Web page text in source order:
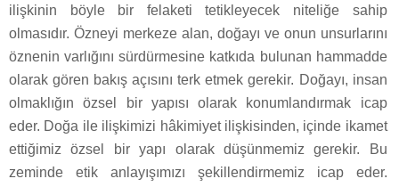
ilişkinin böyle bir felaketi tetikleyecek niteliğe sahip
olmasıdır. Özneyi merkeze alan, doğayı ve onun unsurlarını
öznenin varlığını sürdürmesine katkıda bulunan hammadde
olarak gören bakış açısını terk etmek gerekir. Doğayı, insan
olmaklığın özsel bir yapısı olarak konumlandırmak icap
eder. Doğa ile ilişkimizi hâkimiyet ilişkisinden, içinde ikamet
ettiğimiz özsel bir yapı olarak düşünmemiz gerekir. Bu
zeminde etik anlayışımızı şekillendirmemiz icap eder.